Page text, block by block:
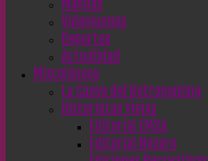
Mangas
Videojuegos
Deportes
Actualidad
Misceláneos
La Cueva del Retrogaming
Historietas Viejas
Editorial EMSA
Editorial Novaro